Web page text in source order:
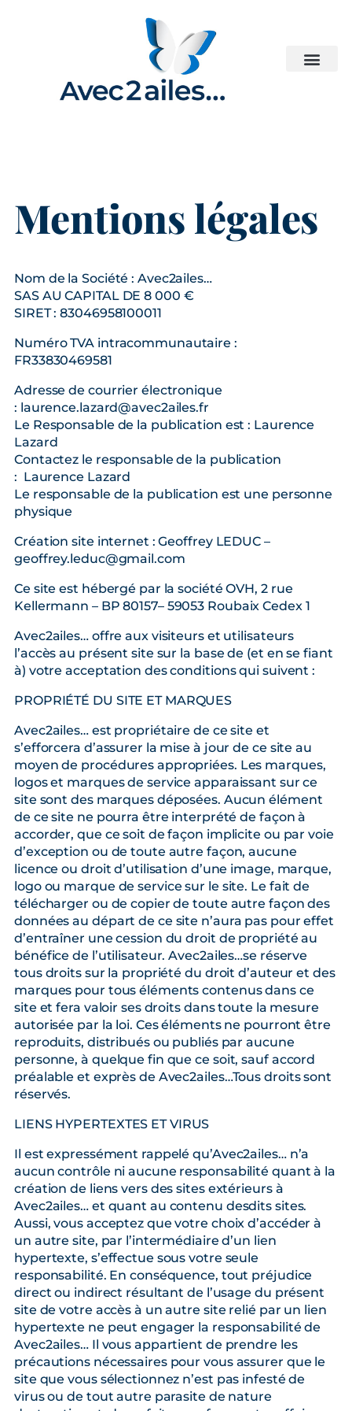
Mentions légales
Nom de la Société : Avec2ailes…
SAS AU CAPITAL DE 8 000 €
SIRET : 83046958100011
Numéro TVA intracommunautaire :
FR33830469581
Adresse de courrier électronique
: laurence.lazard@avec2ailes.fr
Le Responsable de la publication est : Laurence
Lazard
Contactez le responsable de la publication
: Laurence Lazard
Le responsable de la publication est une personne
physique
Création site internet : Geoffrey LEDUC –
geoffrey.leduc@gmail.com
Ce site est hébergé par la société OVH, 2 rue
Kellermann – BP 80157– 59053 Roubaix Cedex 1
Avec2ailes… offre aux visiteurs et utilisateurs
l’accès au présent site sur la base de (et en se fiant
à) votre acceptation des conditions qui suivent :
PROPRIÉTÉ DU SITE ET MARQUES
Avec2ailes… est propriétaire de ce site et
s’efforcera d’assurer la mise à jour de ce site au
moyen de procédures appropriées. Les marques,
logos et marques de service apparaissant sur ce
site sont des marques déposées. Aucun élément
de ce site ne pourra être interprété de façon à
accorder, que ce soit de façon implicite ou par voie
d’exception ou de toute autre façon, aucune
licence ou droit d’utilisation d’une image, marque,
logo ou marque de service sur le site. Le fait de
télécharger ou de copier de toute autre façon des
données au départ de ce site n’aura pas pour effet
d’entraîner une cession du droit de propriété au
bénéfice de l’utilisateur. Avec2ailes…se réserve
tous droits sur la propriété du droit d’auteur et des
marques pour tous éléments contenus dans ce
site et fera valoir ses droits dans toute la mesure
autorisée par la loi. Ces éléments ne pourront être
reproduits, distribués ou publiés par aucune
personne, à quelque fin que ce soit, sauf accord
préalable et exprès de Avec2ailes…Tous droits sont
réservés.
LIENS HYPERTEXTES ET VIRUS
Il est expressément rappelé qu’Avec2ailes… n’a
aucun contrôle ni aucune responsabilité quant à la
création de liens vers des sites extérieurs à
Avec2ailes… et quant au contenu desdits sites.
Aussi, vous acceptez que votre choix d’accéder à
un autre site, par l’intermédiaire d’un lien
hypertexte, s’effectue sous votre seule
responsabilité. En conséquence, tout préjudice
direct ou indirect résultant de l’usage du présent
site de votre accès à un autre site relié par un lien
hypertexte ne peut engager la responsabilité de
Avec2ailes… Il vous appartient de prendre les
précautions nécessaires pour vous assurer que le
site que vous sélectionnez n’est pas infesté de
virus ou de tout autre parasite de nature